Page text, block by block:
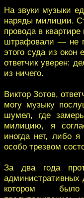
На звуки музыки
наряды милиции.
провода в
штрафовали — не
этого суда из окон
ответчик уверен:
из ничего.
Виктор Зотов,
могу музыку
шумел, где
милицию, я
иногда нет, либо
особо трезвом
За два года
котором